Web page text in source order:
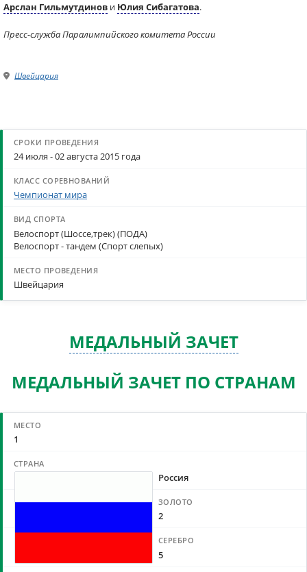
Арслан Гильмутдинов и Юлия Сибагатова.
Пресс-служба Паралимпийского комитета России
Швейцария
24 июля - 02 августа 2015 года
Чемпионат мира
Велоспорт (Шоссе,трек) (ПОДА)
Велоспорт - тандем (Спорт слепых)
Швейцария
МЕДАЛЬНЫЙ ЗАЧЕТ
МЕДАЛЬНЫЙ ЗАЧЕТ ПО СТРАНАМ
1
Россия
2
5